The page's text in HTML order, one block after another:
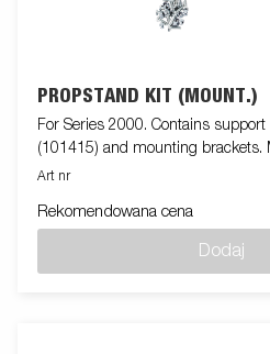
PROPSTAND KIT (MOUNT.)
For Series 2000. Contains
(101415) and mounting brackets.
Art nr
Rekomendowana cena
Dodaj